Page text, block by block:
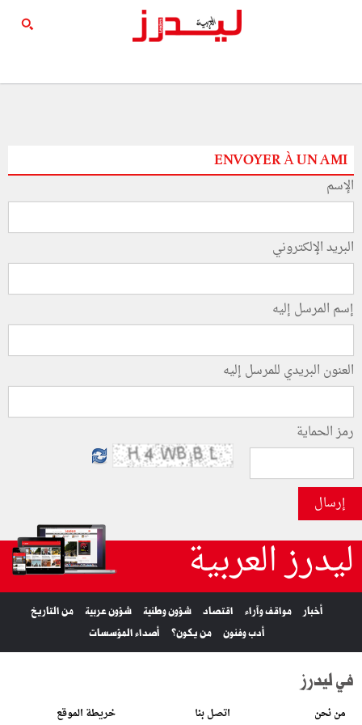
ENVOYER À UN AMI
الإسم
البريد الإلكتروني
إسم المرسل إليه
العنون البريدي للمرسل إليه
رمز الحماية
إرسال
ليدرز العربية
أخبار مواقف وآراء اقتصاد شؤون وطنية شؤون عربية
من التاريخ
أدب وفنون
من يكون؟ أصداء المؤسسات
في ليدرز
من نحن اتصل بنا خريطة الموقع